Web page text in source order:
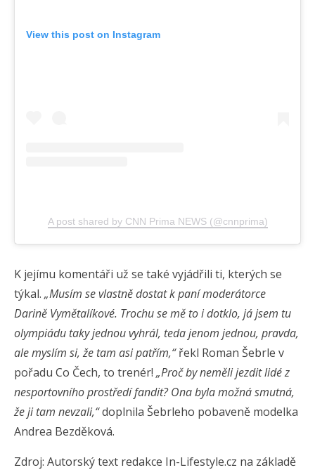
View this post on Instagram
A post shared by CNN Prima NEWS (@cnnprima)
K jejímu komentáři už se také vyjádřili ti, kterých se
týkal. „Musím se vlastně dostat k paní moderátorce
Darině Vymětalíkové. Trochu se mě to i dotklo, já jsem tu
olympiádu taky jednou vyhrál, teda jenom jednou, pravda,
ale myslím si, že tam asi patřím,“řekl Roman Šebrle v
pořadu Co Čech, to trenér! „Proč by neměli jezdit lidé z
nesportovního prostředí fandit? Ona byla možná smutná,
že ji tam nevzali,“doplnila Šebrleho pobaveně modelka
Andrea Bezděková.
Zdroj: Autorský text redakce In-Lifestyle.cz na základě